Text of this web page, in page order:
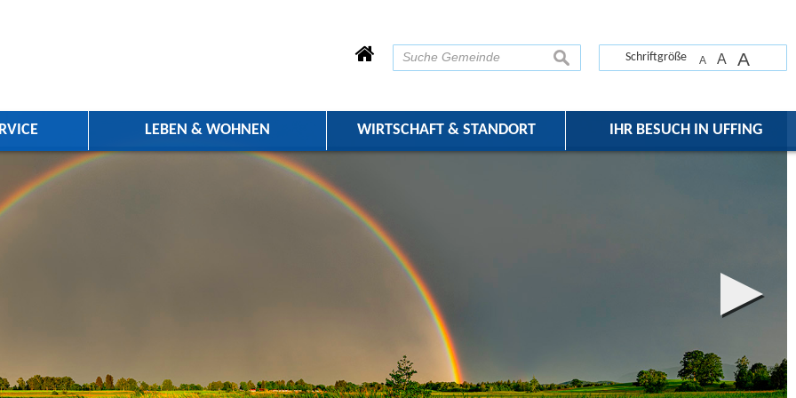
Schriftgröße A A A
suchen
LEBEN & WOHNEN WIRTSCHAFT & STANDORT IHR BESUCH IN UFFING